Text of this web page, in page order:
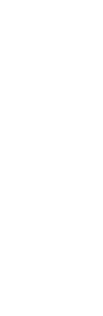
forcer à
ma 640d
La qualité
touché.
c'est
toujours de
ça
un
moteurs et
vont